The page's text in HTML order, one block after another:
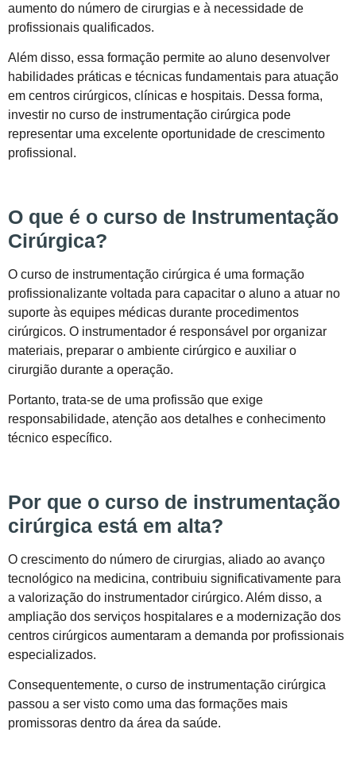
aumento do número de cirurgias e à necessidade de
profissionais qualificados.
Além disso, essa formação permite ao aluno desenvolver
habilidades práticas e técnicas fundamentais para atuação
em centros cirúrgicos, clínicas e hospitais. Dessa forma,
investir no curso de instrumentação cirúrgica pode
representar uma excelente oportunidade de crescimento
profissional.
O que é o curso de Instrumentação
Cirúrgica?
O curso de instrumentação cirúrgica é uma formação
profissionalizante voltada para capacitar o aluno a atuar no
suporte às equipes médicas durante procedimentos
cirúrgicos. O instrumentador é responsável por organizar
materiais, preparar o ambiente cirúrgico e auxiliar o
cirurgião durante a operação.
Portanto, trata-se de uma profissão que exige
responsabilidade, atenção aos detalhes e conhecimento
técnico específico.
Por que o curso de instrumentação
cirúrgica está em alta?
O crescimento do número de cirurgias, aliado ao avanço
tecnológico na medicina, contribuiu significativamente para
a valorização do instrumentador cirúrgico. Além disso, a
ampliação dos serviços hospitalares e a modernização dos
centros cirúrgicos aumentaram a demanda por profissionais
especializados.
Consequentemente, o curso de instrumentação cirúrgica
passou a ser visto como uma das formações mais
promissoras dentro da área da saúde.